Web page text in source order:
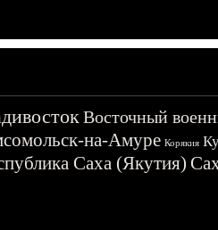
Восточный
на-Амуре Корякия
Саха (Якутия)